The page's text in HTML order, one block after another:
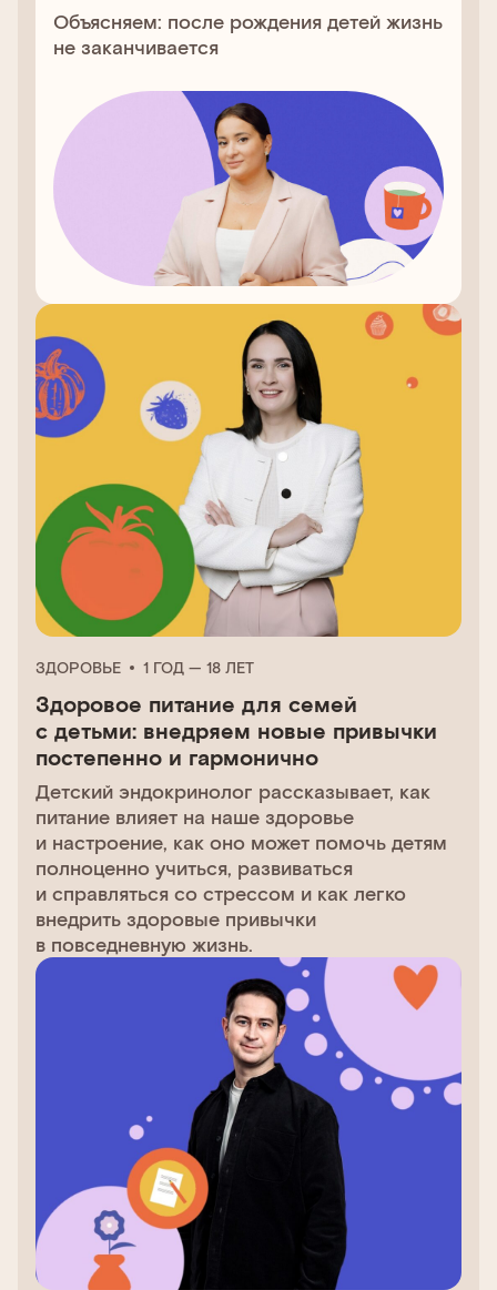
Объясняем: после рождения детей жизнь
не заканчивается
ЗДОРОВЬЕ 1 ГОД — 18 ЛЕТ
Здоровое питание для семей
с детьми: внедряем новые привычки
постепенно и гармонично
Детский эндокринолог рассказывает, как
питание влияет на наше здоровье
и настроение, как оно может помочь детям
полноценно учиться, развиваться
и справляться со стрессом и как легко
внедрить здоровые привычки
в повседневную жизнь.